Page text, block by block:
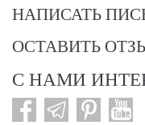
НАПИСАТЬ
ОСТАВИТЬ
С НАМИ